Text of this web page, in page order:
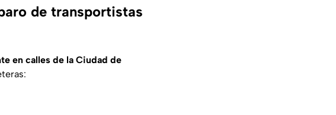
de transportistas
en calles de la Ciudad de